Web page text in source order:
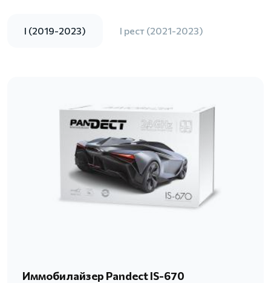
I (2019-2023) I рест (2021-2023)
Иммобилайзер Pandect IS-670